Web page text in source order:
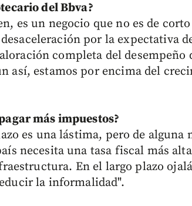
del Bbva?
es un negocio que no es de
por la expectativa
completa del desempeño
así, estamos por encima del
más impuestos?
es una lástima, pero de alguna
necesita una tasa fiscal más
En el largo plazo
la informalidad".